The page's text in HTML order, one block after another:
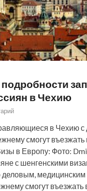
в Чехию
в Чехию
смогут въезжать
в Европу: Фото:
с шенгенскими
медицинским
смогут въезжать